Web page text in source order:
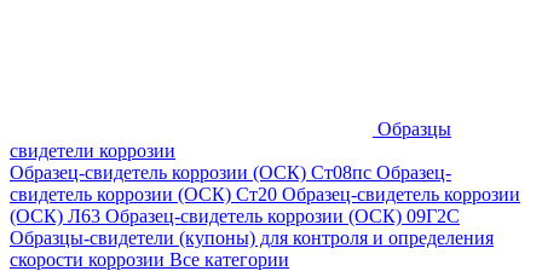
Образцы
свидетели коррозии
Образец-свидетель коррозии (ОСК) Ст08пс Образец-
свидетель коррозии (ОСК) Ст20 Образец-свидетель коррозии
(ОСК) Л63 Образец-свидетель коррозии (ОСК) 09Г2С
Образцы-свидетели (купоны) для контроля и определения
скорости коррозии Все категории